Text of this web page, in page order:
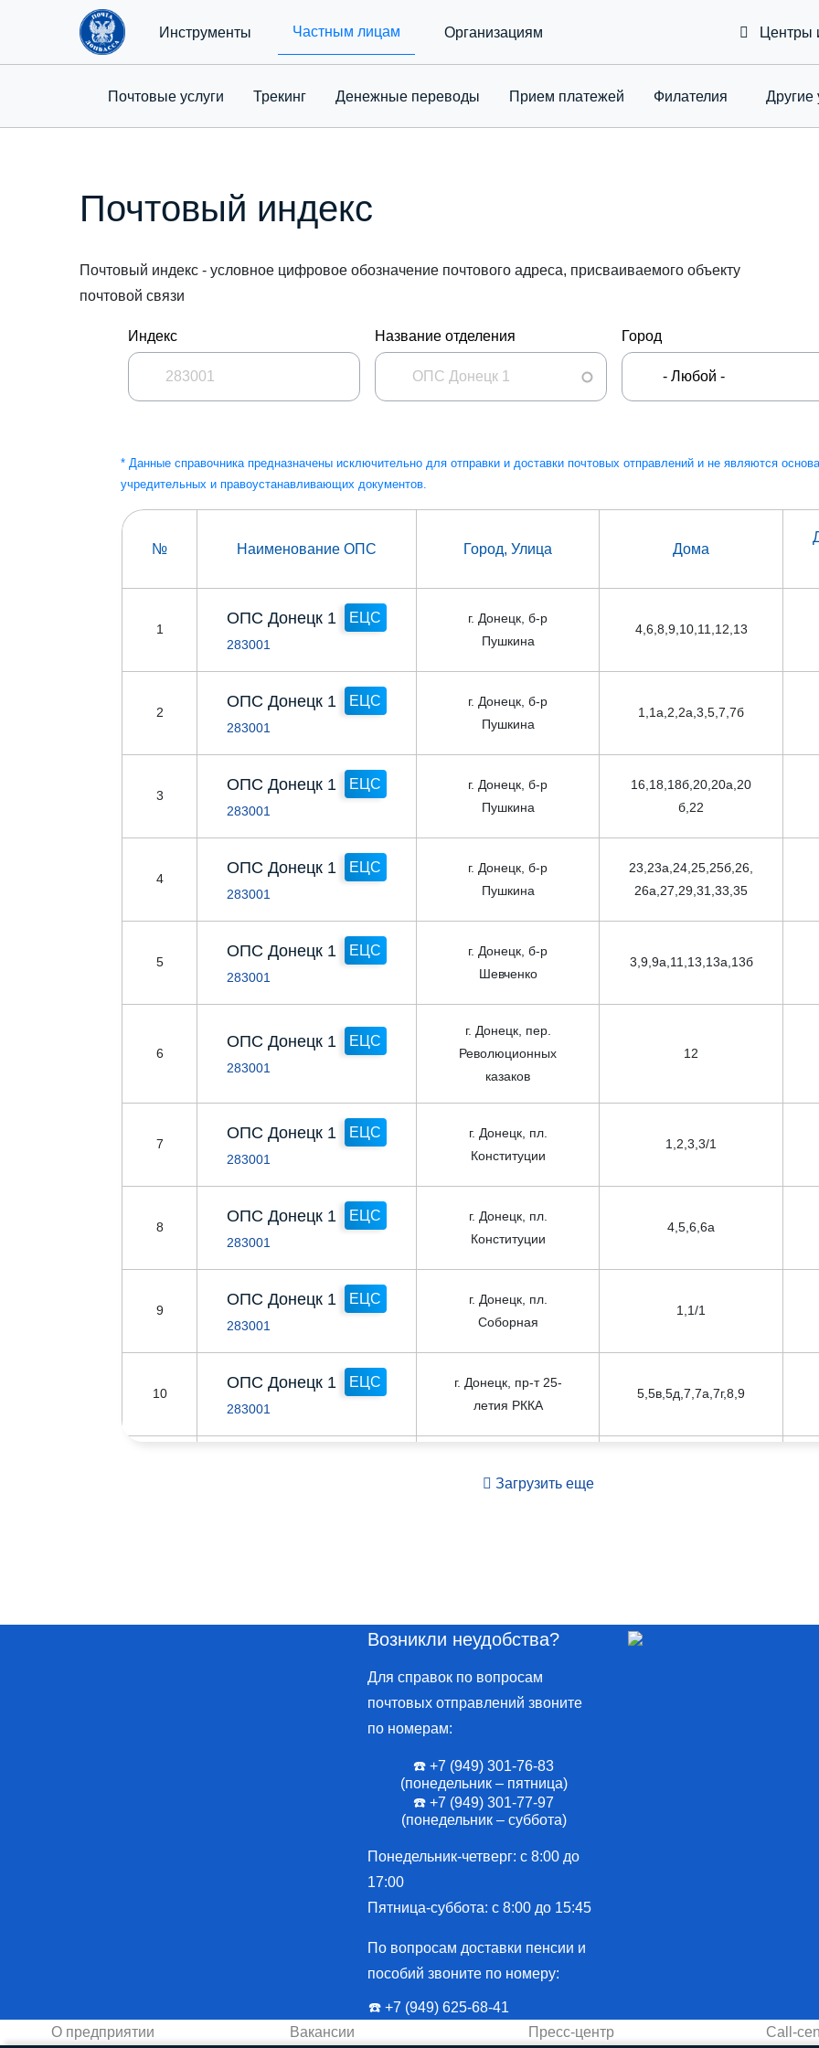
Инструменты Частным лицам Организациям
Почтовые услуги Трекинг Денежные переводы Приeм платежей Филателия
Toggle
Другие
Центры
Почтовый индекс
Почтовый индекс - условное цифровое обозначение почтового адреса, присваиваемого объекту
почтовой связи
Индекс Название отделения Город
* Данные справочника предназначены исключительно для отправки и доставки почтовых отправлений и не являются
учредительных и правоустанавливающих документов.
№ Наименование ОПС Город, Улица Дома
1
ОПС Донецк 1 ЕЦС
283001
г. Донецк, б-р
Пушкина
4,6,8,9,10,11,12,13
2
ОПС Донецк 1 ЕЦС
283001
г. Донецк, б-р
Пушкина
1,1а,2,2а,3,5,7,7б
3
ОПС Донецк 1 ЕЦС
283001
г. Донецк, б-р
Пушкина
16,18,18б,20,20а,20
б,22
4
ОПС Донецк 1 ЕЦС
283001
г. Донецк, б-р
Пушкина
23,23а,24,25,25б,26,
26а,27,29,31,33,35
5
ОПС Донецк 1 ЕЦС
283001
г. Донецк, б-р
Шевченко
3,9,9а,11,13,13а,13б
6
ОПС Донецк 1 ЕЦС
283001
г. Донецк, пер.
Революционных
казаков
12
7
ОПС Донецк 1 ЕЦС
283001
г. Донецк, пл.
Конституции
1,2,3,3/1
8
ОПС Донецк 1 ЕЦС
283001
г. Донецк, пл.
Конституции
4,5,6,6а
9
ОПС Донецк 1 ЕЦС
283001
г. Донецк, пл.
Соборная
1,1/1
10
ОПС Донецк 1 ЕЦС
283001
г. Донецк, пр-т 25-
летия РККА
5,5в,5д,7,7а,7г,8,9
летия РККА
ЕЦС
г. Донецк, пр-т
Загрузить еще
Возникли неудобства?
Для справок по вопросам
почтовых отправлений звоните
по номерам:
☎️ +7 (949) 301-76-83
(понедельник – пятница)
☎️ +7 (949) 301-77-97
(понедельник – суббота)
Понедельник-четверг: с 8:00 до
17:00
Пятница-суббота: с 8:00 до 15:45
По вопросам доставки пенсии и
пособий звоните по номеру:
☎️ ️+7 (949) 625-68-41
О предприятии
Вакансии Пресс-центр Call-